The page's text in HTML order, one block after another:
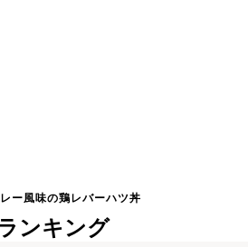
ー風味の鶏レバーハツ丼
ンキング